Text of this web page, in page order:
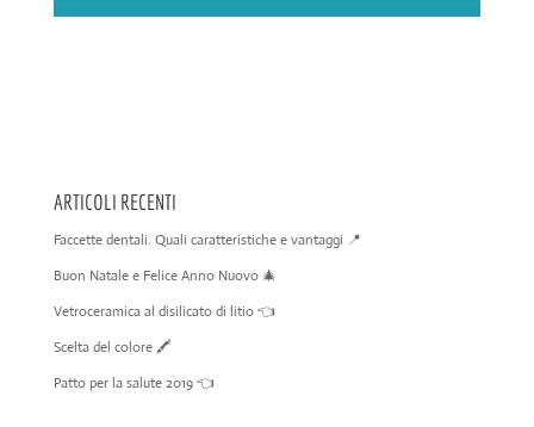
ARTICOLI RECENTI
Faccette dentali. Quali caratteristiche e vantaggi 📍
Buon Natale e Felice Anno Nuovo 🎄
Vetroceramica al disilicato di litio 👈
Scelta del colore 🖍️
Patto per la salute 2019 👈